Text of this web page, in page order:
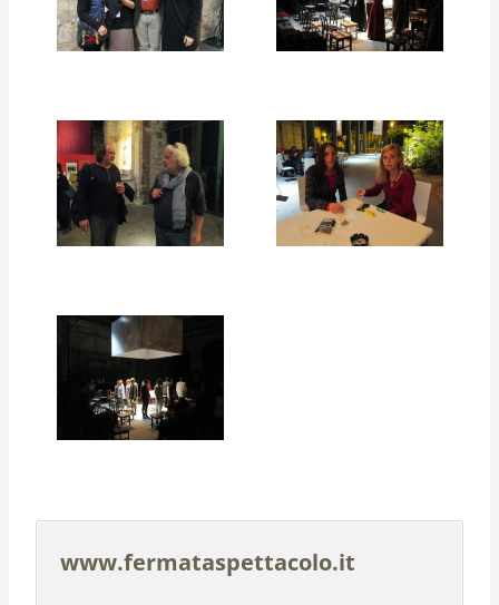
www.fermataspettacolo.it